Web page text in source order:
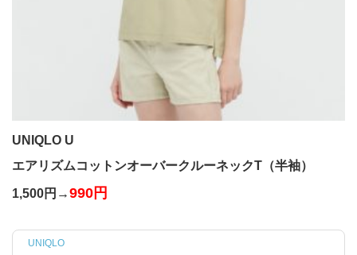
UNIQLO U
エアリズムコットンオーバークルーネックT（半袖）
1,500円→990円
UNIQLO